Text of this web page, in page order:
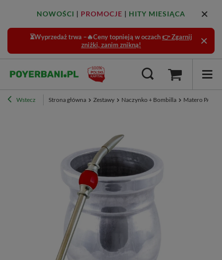
NOWOŚCI | PROMOCJE | HITY MIESIĄCA
⏳Wyprzedaż trwa –🔥Ceny topnieją w oczach 👉 Zgarnij
zniżki, zanim znikną!
Wstecz Strona główna Zestawy Naczynko + Bombilla Matero PALO